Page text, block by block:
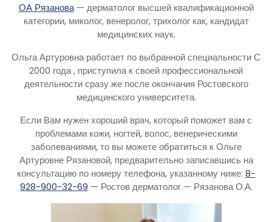
ОА Рязанова— дерматолог высшей квалификационной
категории, миколог, венеролог, трихолог как, кандидат
медицинских наук.
Ольга Артуровна работает по выбранной специальности С
2000 года , приступила к своей профессиональной
деятельности сразу же после окончания Ростовского
медицинского университета.
Если Вам нужен хороший врач, который поможет вам с
проблемами кожи, ногтей, волос, венерическими
заболеваниями, то вы можете обратиться к Ольге
Артуровне Рязановой, предварительно записавшись на
консультацию по номеру телефона, указанному ниже: 8-
928-900-32-69 — Ростов дерматолог — Рязанова О.А.